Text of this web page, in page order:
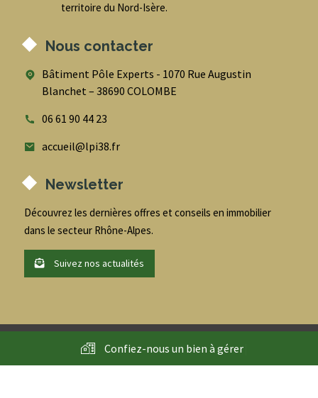
territoire du Nord-Isère.
Nous contacter
Bâtiment Pôle Experts - 1070 Rue Augustin
Blanchet – 38690 COLOMBE
06 61 90 44 23
accueil@lpi38.fr
Newsletter
Découvrez les dernières offres et conseils en immobilier
dans le secteur Rhône-Alpes.
Suivez nos actualités
- LPI - Conseil en immobilier entreprise et habitation -
Tous droits réservés - Accompagné parl'Agence AdNI
Confiez-nous un bien à gérer